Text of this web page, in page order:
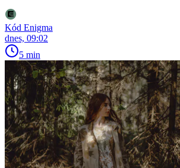
Kód Enigma
dnes, 09:02
5 min